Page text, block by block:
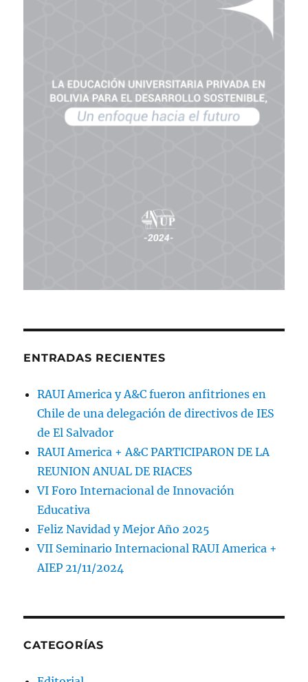
ENTRADAS RECIENTES
RAUI America y A&C fueron anfitriones en
Chile de una delegación de directivos de IES
de El Salvador
RAUI America + A&C PARTICIPARON DE LA
REUNION ANUAL DE RIACES
VI Foro Internacional de Innovación
Educativa
Feliz Navidad y Mejor Año 2025
VII Seminario Internacional RAUI America +
AIEP 21/11/2024
CATEGORÍAS